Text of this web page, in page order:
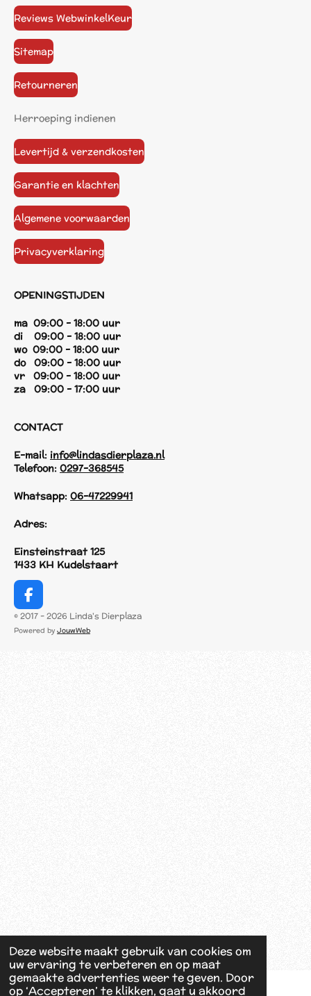
Deze website maakt gebruik van cookies om
uw ervaring te verbeteren en op maat
gemaakte advertenties weer te geven. Door
op ‘Accepteren’ te klikken, gaat u akkoord
Reviews WebwinkelKeur
Sitemap
Retourneren
Herroeping indienen
Levertijd & verzendkosten
Garantie en klachten
Algemene voorwaarden
Privacyverklaring
OPENINGSTIJDEN
ma 09:00 - 18:00 uur
di 09:00 - 18:00 uur
wo 09:00 - 18:00 uur
do 09:00 - 18:00 uur
vr 09:00 - 18:00 uur
za 09:00 - 17:00 uur
CONTACT
E-mail: info@lindasdierplaza.nl
Telefoon: 0297-368545
Whatsapp: 06-47229941
Adres:
Einsteinstraat 125
1433 KH Kudelstaart
F
a
c
© 2017 - 2026 Linda's Dierplaza
Powered by JouwWeb